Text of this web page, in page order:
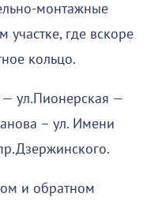
монтажные
участке, где вскоре
кольцо.
ул.Пионерская —
– ул. Имени
и обратном